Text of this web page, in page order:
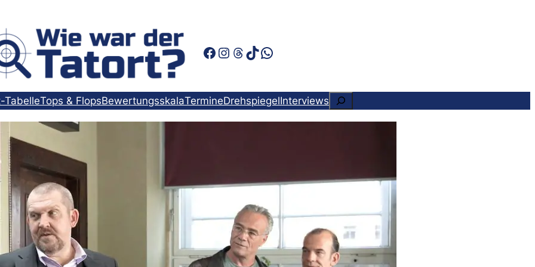
Facebook
Instagram
Threads
TikTok
WhatsApp
TabelleTops & FlopsBewertungsskalaTermineDrehspiegelInterviewsSuchen